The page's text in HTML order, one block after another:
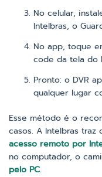
No celular,
Intelbras, o
No app, toque
code da tela do
Pronto: o DVR
qualquer lugar
Esse método é o
casos. A Intelbras traz
acesso remoto por
no computador, o
pelo PC.